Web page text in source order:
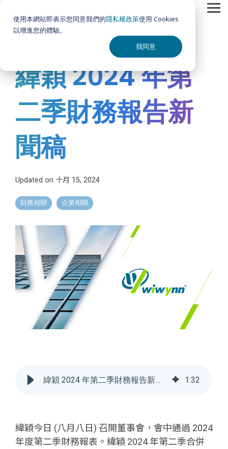
使用本網站即表示您同意我們的隱私權政策使用 Cookies
以增進您的體驗。
我同意
main
緯穎 2024 年第
二季財務報告新
聞稿
Updated on 十月 15, 2024
財務相關 企業相關
緯穎 2024 年第二季財務報告新聞稿 1:32
緯穎今日 (八月八日) 召開董事會，會中通過 2024
年度第二季財務報表。緯穎 2024 年第二季合併